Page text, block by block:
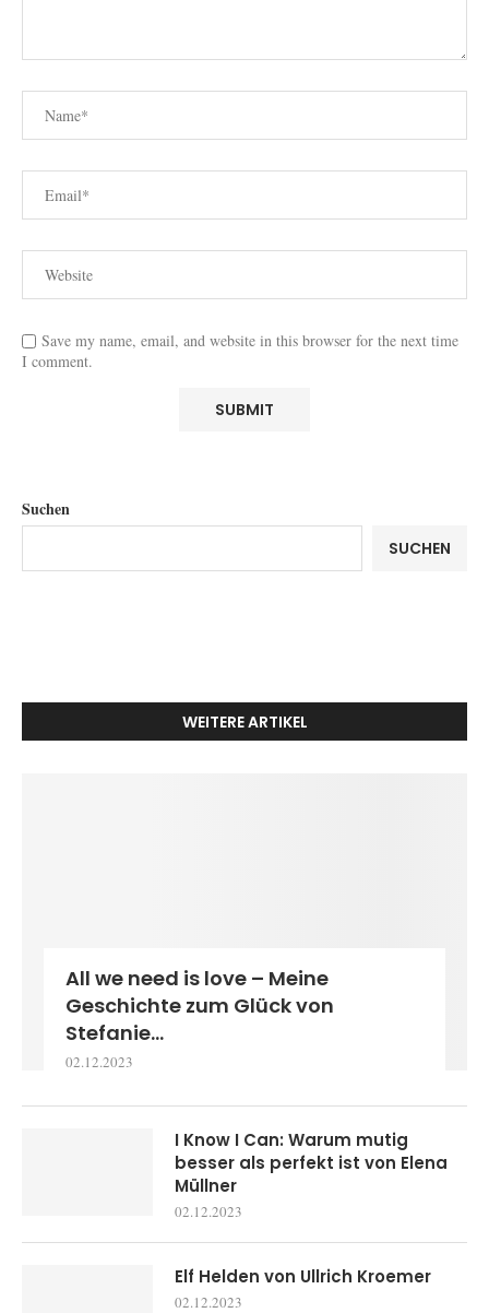
Save my name, email, and website in this browser for the next time
I comment.
Suchen
SUCHEN
WEITERE ARTIKEL
All we need is love – Meine
Geschichte zum Glück von
Stefanie...
02.12.2023
I Know I Can: Warum mutig
besser als perfekt ist von Elena
Müllner
02.12.2023
Elf Helden von Ullrich Kroemer
02.12.2023